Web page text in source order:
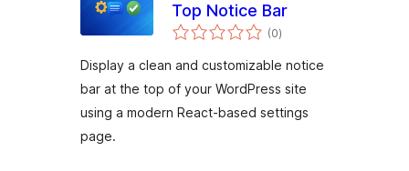
Top Notice Bar
(0કુલ
રેટિંગ્સ
)
Display a clean and customizable notice
bar at the top of your WordPress site
using a modern React-based settings
page.